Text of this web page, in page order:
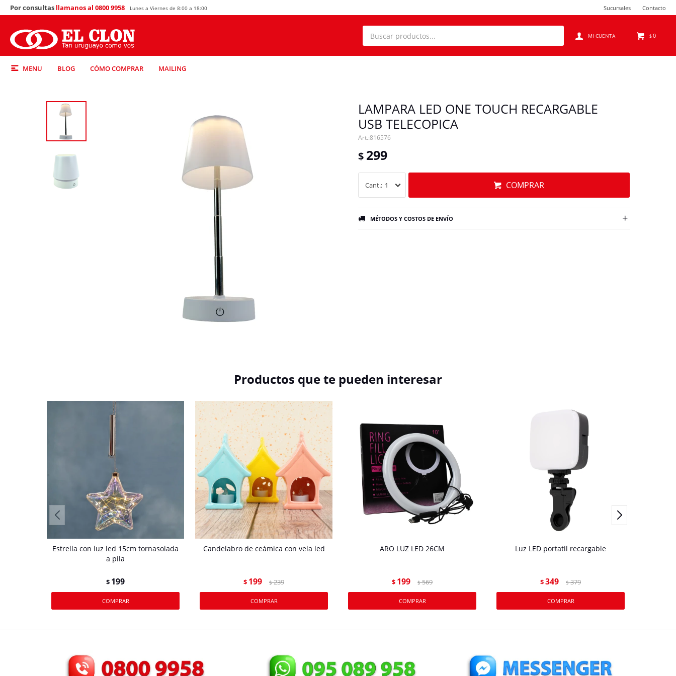
MENU BLOG CÓMO COMPRAR MAILING
$0
Por consultas llamanos al 0800 9958 Lunes a Viernes de 8:00 a 18:00 Sucursales Contacto
LAMPARA LED ONE TOUCH RECARGABLE
USB TELECOPICA
816576
$ 299
1 COMPRAR
MÉTODOS Y COSTOS DE ENVÍO
Productos que te pueden interesar
Estrella con luz led 15cm tornasolada
a pila
$ 199
Candelabro de ceámica con vela led
$ 199 $ 239
ARO LUZ LED 26CM
$ 199 $ 569
Luz LED portatil recargable
$349 $ 379